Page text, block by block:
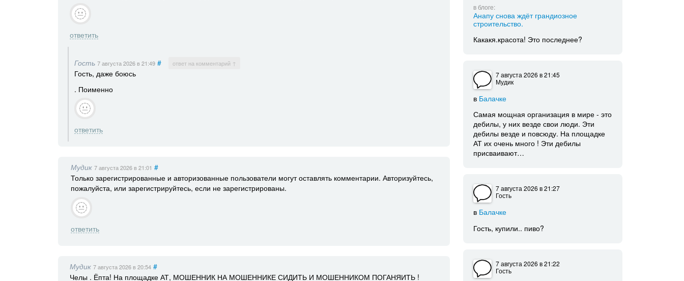
ответить
Гость 7 августа 2026 в 21:49 # ответ на комментарий ↑
Гость, даже боюсь
. Поименно
ответить
Мудик 7 августа 2026 в 21:01 #
Только зарегистрированные и авторизованные пользователи могут оставлять комментарии. Авторизуйтесь,
пожалуйста, или зарегистрируйтесь, если не зарегистрированы.
ответить
Мудик 7 августа 2026 в 20:54 #
Челы . Ёпта! На площадке АТ, МОШЕННИК НА МОШЕННИКЕ СИДИТЬ И МОШЕННИКОМ ПОГАНЯИТЬ !
в блоге:
Анапу снова ждёт грандиозное
строительство.
Какакя.красота! Это последнее?
7 августа 2026в 21:45
Мудик
в Балачке
Самая мощная организация в мире - это
дебилы, у них везде свои люди. Эти
дебилы везде и повсюду. На площадке
АТ их очень много ! Эти дебилы
присваивают…
7 августа 2026в 21:27
Гость
в Балачке
Гость, купили.. пиво?
7 августа 2026в 21:22
Гость